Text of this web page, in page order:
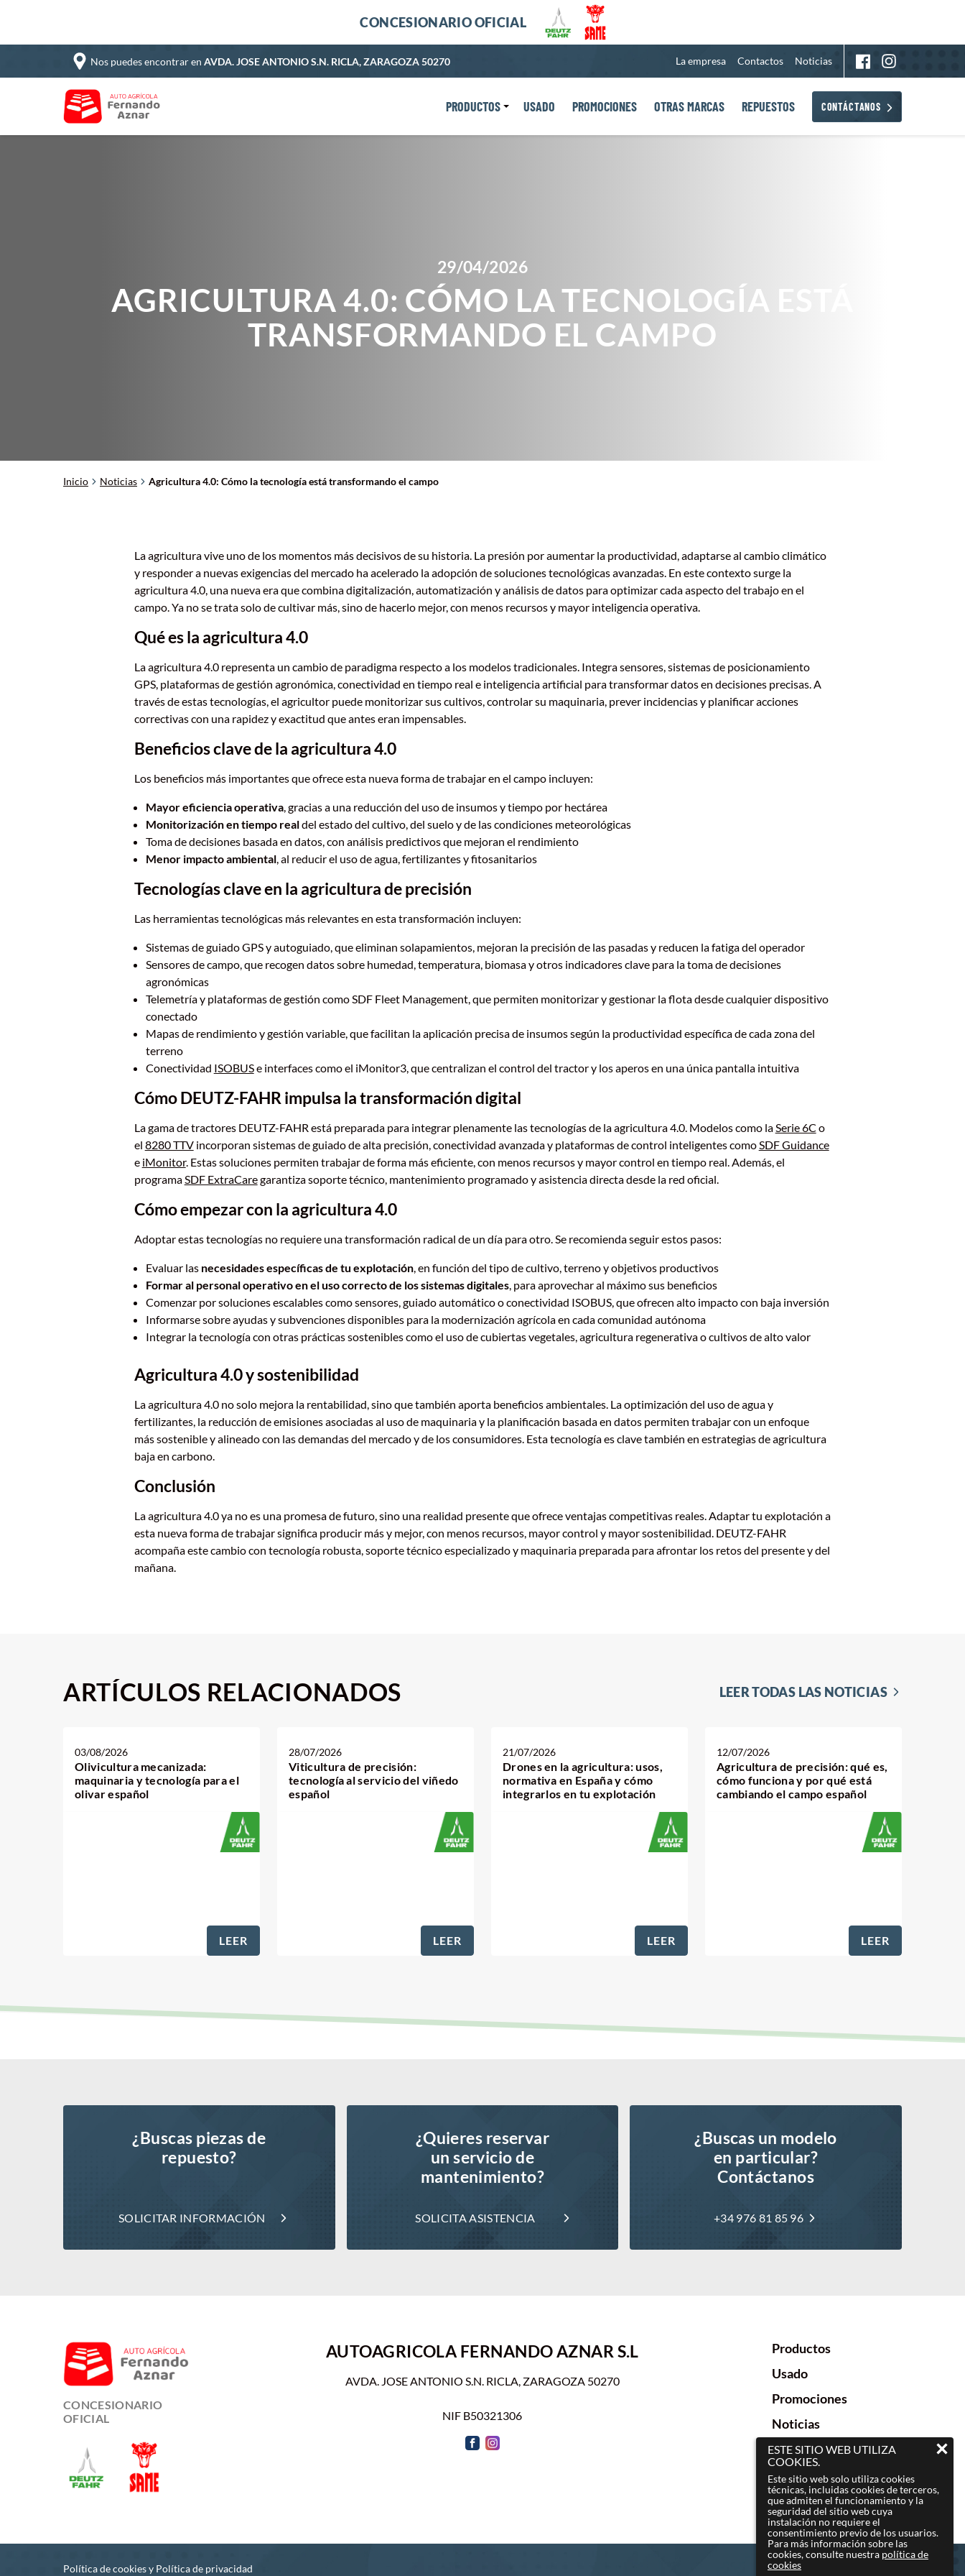
CONCESIONARIO OFICIAL
Nos puedes encontrar en AVDA. JOSE ANTONIO S.N. RICLA, ZARAGOZA 50270 La empresa Contactos Noticias
PRODUCTOS USADO PROMOCIONES OTRAS MARCAS REPUESTOS CONTÁCTANOS
29/04/2026
AGRICULTURA 4.0: CÓMO LA TECNOLOGÍA ESTÁ
TRANSFORMANDO EL CAMPO
Inicio Noticias Agricultura 4.0: Cómo la tecnología está transformando el campo
La agricultura vive uno de los momentos más decisivos de su historia. La presión por aumentar la productividad, adaptarse al cambio climático
y responder a nuevas exigencias del mercado ha acelerado la adopción de soluciones tecnológicas avanzadas. En este contexto surge la
agricultura 4.0, una nueva era que combina digitalización, automatización y análisis de datos para optimizar cada aspecto del trabajo en el
campo. Ya no se trata solo de cultivar más, sino de hacerlo mejor, con menos recursos y mayor inteligencia operativa.
Qué es la agricultura 4.0
La agricultura 4.0 representa un cambio de paradigma respecto a los modelos tradicionales. Integra sensores, sistemas de posicionamiento
GPS, plataformas de gestión agronómica, conectividad en tiempo real e inteligencia artificial para transformar datos en decisiones precisas. A
través de estas tecnologías, el agricultor puede monitorizar sus cultivos, controlar su maquinaria, prever incidencias y planificar acciones
correctivas con una rapidez y exactitud que antes eran impensables.
Beneficios clave de la agricultura 4.0
Los beneficios más importantes que ofrece esta nueva forma de trabajar en el campo incluyen:
Mayor eficiencia operativa, gracias a una reducción del uso de insumos y tiempo por hectárea
Monitorización en tiempo realdel estado del cultivo, del suelo y de las condiciones meteorológicas
Toma de decisiones basada en datos, con análisis predictivos que mejoran el rendimiento
Menor impacto ambiental, al reducir el uso de agua, fertilizantes y fitosanitarios
Tecnologías clave en la agricultura de precisión
Las herramientas tecnológicas más relevantes en esta transformación incluyen:
Sistemas de guiado GPS y autoguiado, que eliminan solapamientos, mejoran la precisión de las pasadas y reducen la fatiga del operador
Sensores de campo, que recogen datos sobre humedad, temperatura, biomasa y otros indicadores clave para la toma de decisiones
agronómicas
Telemetría y plataformas de gestión como SDF Fleet Management, que permiten monitorizar y gestionar la flota desde cualquier dispositivo
conectado
Mapas de rendimiento y gestión variable, que facilitan la aplicación precisa de insumos según la productividad específica de cada zona del
terreno
Conectividad ISOBUSe interfaces como el iMonitor3, que centralizan el control del tractor y los aperos en una única pantalla intuitiva
Cómo DEUTZ-FAHR impulsa la transformación digital
La gama de tractores DEUTZ-FAHR está preparada para integrar plenamente las tecnologías de la agricultura 4.0. Modelos como laSerie 6C o
el 8280 TTVincorporan sistemas de guiado de alta precisión, conectividad avanzada y plataformas de control inteligentes comoSDF Guidance
e iMonitor. Estas soluciones permiten trabajar de forma más eficiente, con menos recursos y mayor control en tiempo real. Además, el
programaSDF ExtraCaregarantiza soporte técnico, mantenimiento programado y asistencia directa desde la red oficial.
Cómo empezar con la agricultura 4.0
Adoptar estas tecnologías no requiere una transformación radical de un día para otro. Se recomienda seguir estos pasos:
Evaluar las necesidades específicas de tu explotación, en función del tipo de cultivo, terreno y objetivos productivos
Formar al personal operativo en el uso correcto de los sistemas digitales, para aprovechar al máximo sus beneficios
Comenzar por soluciones escalables como sensores, guiado automático o conectividad ISOBUS, que ofrecen alto impacto con baja inversión
Informarse sobre ayudas y subvenciones disponibles para la modernización agrícola en cada comunidad autónoma
Integrar la tecnología con otras prácticas sostenibles como el uso de cubiertas vegetales, agricultura regenerativa o cultivos de alto valor
Agricultura 4.0 y sostenibilidad
La agricultura 4.0 no solo mejora la rentabilidad, sino que también aporta beneficios ambientales. La optimización del uso de agua y
fertilizantes, la reducción de emisiones asociadas al uso de maquinaria y la planificación basada en datos permiten trabajar con un enfoque
más sostenible y alineado con las demandas del mercado y de los consumidores. Esta tecnología es clave también en estrategias de agricultura
baja en carbono.
Conclusión
La agricultura 4.0 ya no es una promesa de futuro, sino una realidad presente que ofrece ventajas competitivas reales. Adaptar tu explotación a
esta nueva forma de trabajar significa producir más y mejor, con menos recursos, mayor control y mayor sostenibilidad. DEUTZ-FAHR
acompaña este cambio con tecnología robusta, soporte técnico especializado y maquinaria preparada para afrontar los retos del presente y del
mañana.
ARTÍCULOS RELACIONADOS LEER TODAS LAS NOTICIAS
03/08/2026
Olivicultura mecanizada:
maquinaria y tecnología para el
olivar español
LEER
28/07/2026
Viticultura de precisión:
tecnología al servicio del viñedo
español
LEER
21/07/2026
Drones en la agricultura: usos,
normativa en España y cómo
integrarlos en tu explotación
LEER
12/07/2026
Agricultura de precisión: qué es,
cómo funciona y por qué está
cambiando el campo español
LEER
¿Buscas piezas de
repuesto?
SOLICITAR INFORMACIÓN
¿Quieres reservar
un servicio de
mantenimiento?
SOLICITA ASISTENCIA
¿Buscas un modelo
en particular?
Contáctanos
+34 976 81 85 96
CONCESIONARIO
OFICIAL
AUTOAGRICOLA FERNANDO AZNAR S.L
AVDA. JOSE ANTONIO S.N. RICLA, ZARAGOZA 50270
NIF B50321306
Productos
Usado
Promociones
Noticias
Política de cookiesy Política de privacidad
ESTE SITIO WEB UTILIZA
COOKIES.
Este sitio web solo utiliza cookies
técnicas, incluidas cookies de terceros,
que admiten el funcionamiento y la
seguridad del sitio web cuya
instalación no requiere el
consentimiento previo de los usuarios.
Para más información sobre las
cookies, consulte nuestra política de
cookies